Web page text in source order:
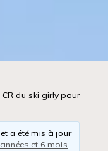
CR du ski girly pour
a été mis à jour
et 6 mois.